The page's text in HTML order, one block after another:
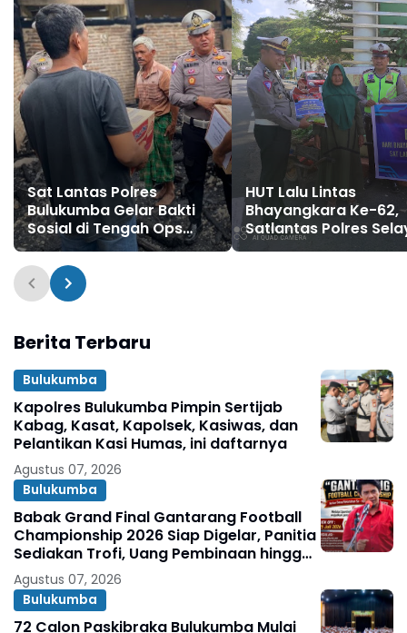
Sat Lantas Polres
Bulukumba Gelar Bakti
Sosial di Tengah Ops
Keselamatan Pallawa
2026
HUT Lalu Lintas
Bhayangkara Ke-62,
Satlantas Polres
Laksanakan Bakti
Berita Terbaru
Bulukumba
Kapolres Bulukumba Pimpin Sertijab
Kabag, Kasat, Kapolsek, Kasiwas, dan
Pelantikan Kasi Humas, ini daftarnya
Agustus 07, 2026
Bulukumba
Babak Grand Final Gantarang Football
Championship 2026 Siap Digelar, Panitia
Sediakan Trofi, Uang Pembinaan hingga
Penghargaan Individu
Agustus 07, 2026
Bulukumba
72 Calon Paskibraka Bulukumba Mulai